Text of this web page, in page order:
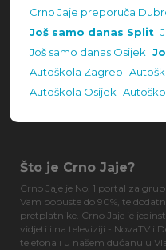
Crno Jaje preporuča
Još samo danas Split
Još samo danas Osijek
Autoškola Zagreb
Autoškola Osijek
Što je Crno Jaje?
Crno Jaje je No. 1 portal za
Vam popuste do 90%, te
pretplatnike. Crno Jaje je
vidjeti i na televiziji - NovaTV i
telefona i u našem dućanu u